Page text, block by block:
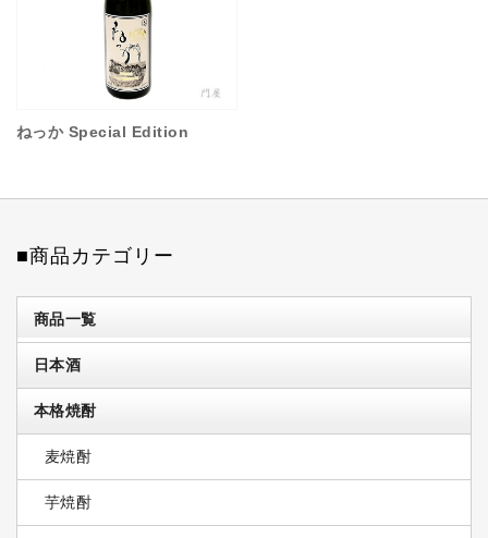
ねっか Special Edition
■商品カテゴリー
商品一覧
日本酒
本格焼酎
麦焼酎
芋焼酎